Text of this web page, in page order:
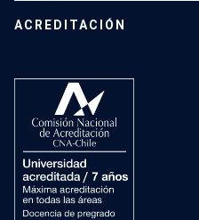
ACREDITACIÓN